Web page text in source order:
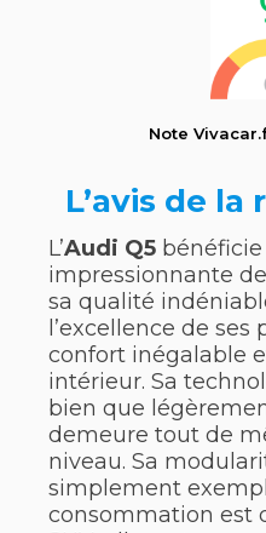
Note
L’avis de la
L’Audi Q5 bénéficie
impressionnante
sa qualité
l’excellence de
confort inégalable
intérieur. Sa
bien que
demeure tout de
niveau. Sa
simplement
consommation est